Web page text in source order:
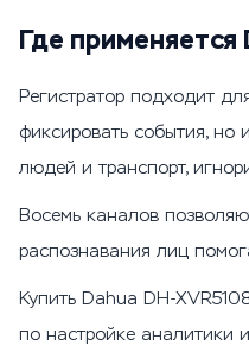
Где применяется
Регистратор подходит
фиксировать события, но
людей и транспорт,
Восемь каналов
распознавания лиц
Купить Dahua DH-
по настройке аналитики